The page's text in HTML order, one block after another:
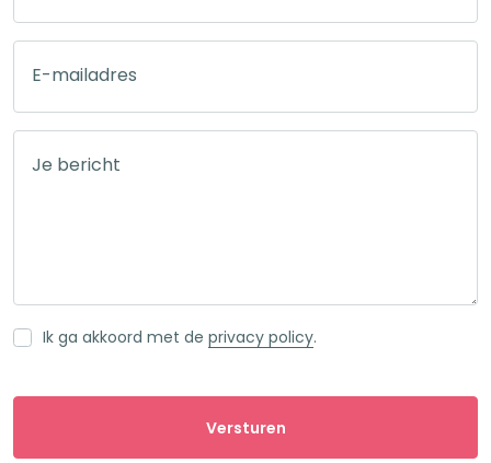
E-mailadres
Je bericht
Ik ga akkoord met de privacy policy.